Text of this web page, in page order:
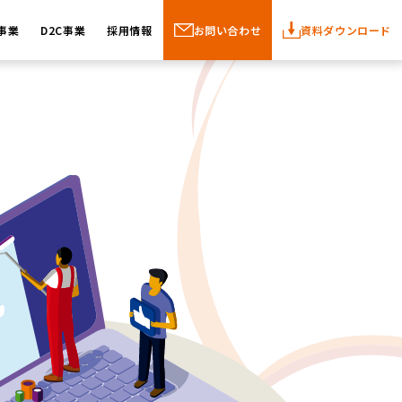
業 D2C事業 採用情報 お問い合わせ 資料ダウンロード